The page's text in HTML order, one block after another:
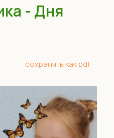
- Дня
сохранить как pdf